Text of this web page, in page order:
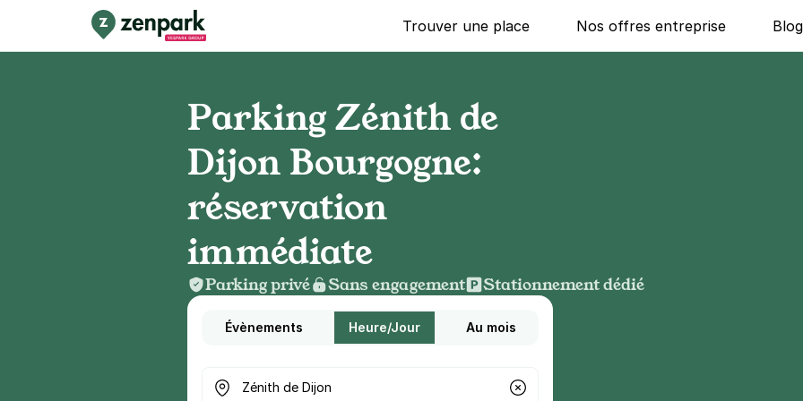
Trouver une place Nos offres entreprise Blog
Parking Zénith de
Dijon Bourgogne:
réservation
immédiate
Parking privé Sans engagement Stationnement dédié
Évènements Heure/Jour Au mois
Où cherchez-vous un parking ?